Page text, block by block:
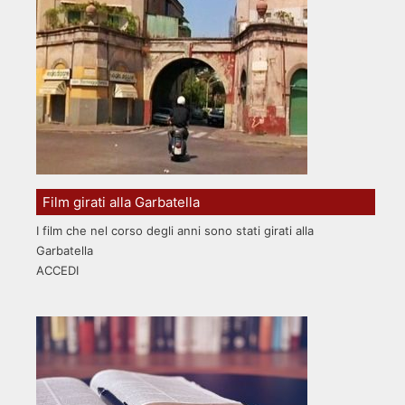
Film girati alla Garbatella
I film che nel corso degli anni sono stati girati alla
Garbatella
ACCEDI